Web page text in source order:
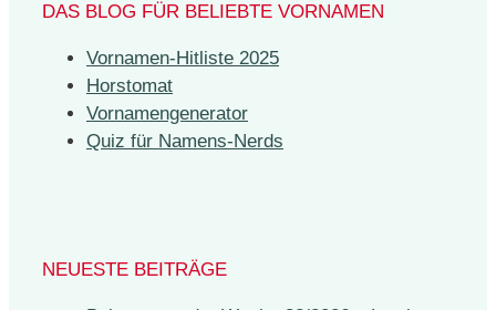
DAS BLOG FÜR BELIEBTE VORNAMEN
Vornamen-Hitliste 2025
Horstomat
Vornamengenerator
Quiz für Namens-Nerds
NEUESTE BEITRÄGE